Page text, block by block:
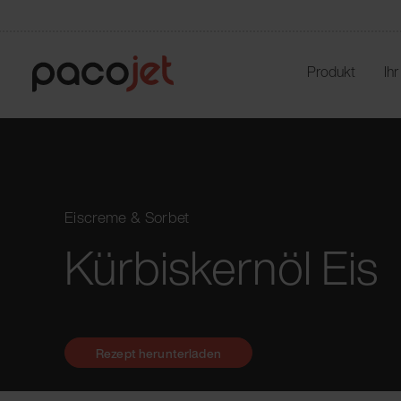
Produkt
Eiscreme & Sorbet
Kürbiskernöl Eis
Rezept herunterladen